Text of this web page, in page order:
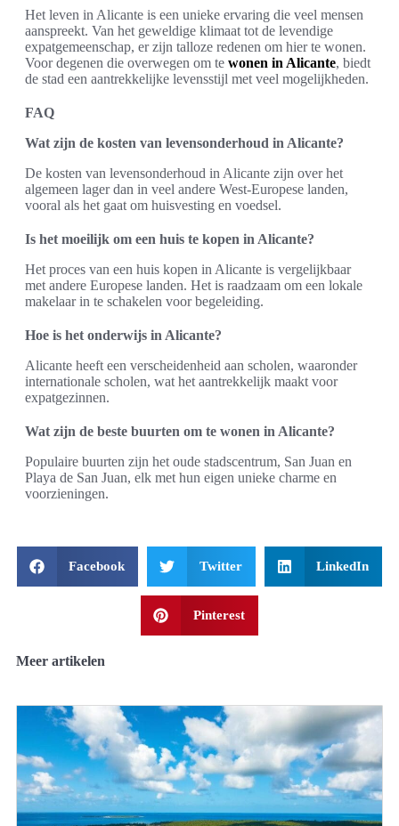
Het leven in Alicante is een unieke ervaring die veel mensen
aanspreekt. Van het geweldige klimaat tot de levendige
expatgemeenschap, er zijn talloze redenen om hier te wonen.
Voor degenen die overwegen om te wonen in Alicante, biedt
de stad een aantrekkelijke levensstijl met veel mogelijkheden.
FAQ
Wat zijn de kosten van levensonderhoud in Alicante?
De kosten van levensonderhoud in Alicante zijn over het
algemeen lager dan in veel andere West-Europese landen,
vooral als het gaat om huisvesting en voedsel.
Is het moeilijk om een huis te kopen in Alicante?
Het proces van een huis kopen in Alicante is vergelijkbaar
met andere Europese landen. Het is raadzaam om een lokale
makelaar in te schakelen voor begeleiding.
Hoe is het onderwijs in Alicante?
Alicante heeft een verscheidenheid aan scholen, waaronder
internationale scholen, wat het aantrekkelijk maakt voor
expatgezinnen.
Wat zijn de beste buurten om te wonen in Alicante?
Populaire buurten zijn het oude stadscentrum, San Juan en
Playa de San Juan, elk met hun eigen unieke charme en
voorzieningen.
Facebook Twitter LinkedIn
Pinterest
Meer artikelen